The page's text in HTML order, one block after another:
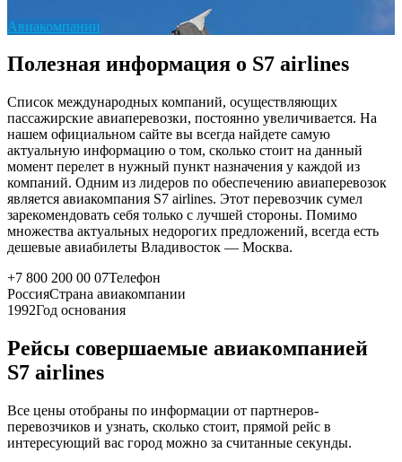
Авиакомпании
Полезная информация о S7 airlines
Список международных компаний, осуществляющих
пассажирские авиаперевозки, постоянно увеличивается. На
нашем официальном сайте вы всегда найдете самую
актуальную информацию о том, сколько стоит на данный
момент перелет в нужный пункт назначения у каждой из
компаний. Одним из лидеров по обеспечению авиаперевозок
является авиакомпания S7 airlines. Этот перевозчик сумел
зарекомендовать себя только с лучшей стороны. Помимо
множества актуальных недорогих предложений, всегда есть
дешевые авиабилеты Владивосток — Москва.
+7 800 200 00 07Телефон
РоссияСтрана авиакомпании
1992Год основания
Рейсы совершаемые авиакомпанией
S7 airlines
Все цены отобраны по информации от партнеров-
перевозчиков и узнать, сколько стоит, прямой рейс в
интересующий вас город можно за считанные секунды.